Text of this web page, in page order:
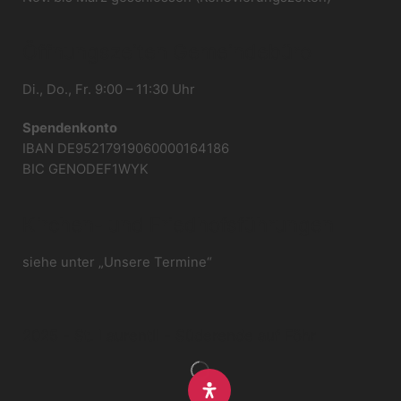
Di., Do., Fr. 9:00 – 11:30 Uhr
Spendenkonto
IBAN DE95217919060000164186
BIC GENODEF1WYK
siehe unter „Unsere Termine“